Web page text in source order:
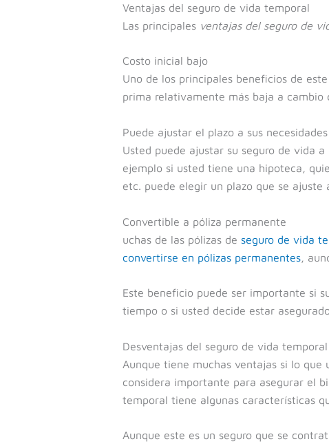
Ventajas del seguro de vida temporal
Las principales ventajas del seguro de
Costo inicial bajo
Uno de los principales beneficios de
prima relativamente más baja a cambio
Puede ajustar el plazo a sus necesidades
Usted puede ajustar su seguro de vida
ejemplo si usted tiene una hipoteca,
etc. puede elegir un plazo que se ajuste
Convertible a póliza permanente
uchas de las pólizas de seguro de vida
convertirse en pólizas permanentes,
Este beneficio puede ser importante si
tiempo o si usted decide estar
Desventajas del seguro de vida temporal
Aunque tiene muchas ventajas si lo
considera importante para asegurar el
temporal tiene algunas características
Aunque este es un seguro que se